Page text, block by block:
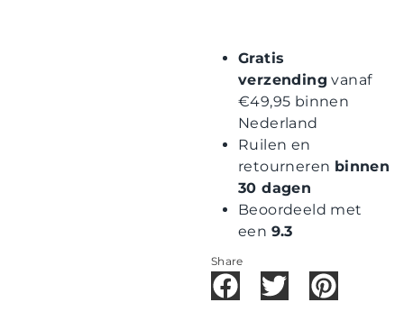
Gratis
verzending vanaf
€49,95 binnen
Nederland
Ruilen en
retourneren binnen
30 dagen
Beoordeeld met
een 9.3
Share